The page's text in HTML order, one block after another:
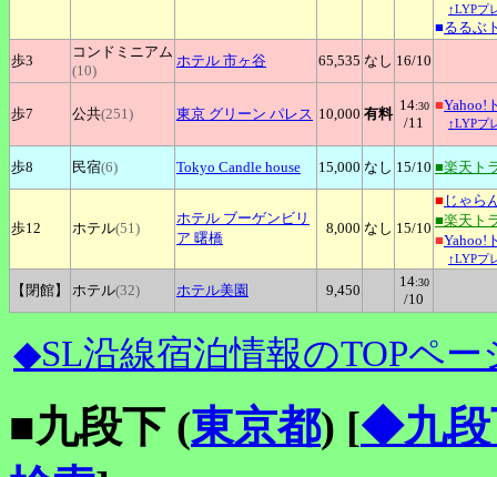
↑LYPプ
■るるぶ
歩3
コンドミニアム
(10)
ホテル 市ヶ谷 65,535 なし 16/10
歩7 公共(251) 東京 グリーン パレス 10,000 有料
14:30
/11
■Yahoo!
↑LYPプ
歩8 民宿(6) Tokyo Candle house 15,000 なし 15/10 ■楽天ト
歩12 ホテル(51)
ホテル ブーゲンビリ
ア 曙橋
8,000 なし 15/10
■ じゃら
■楽天ト
■Yahoo!
↑LYPプ
【閉館】 ホテル(32) ホテル美園 9,450
14:30
/10
◆SL沿線宿泊情報のTOPペー
■九段下 (東京都) [◆九段